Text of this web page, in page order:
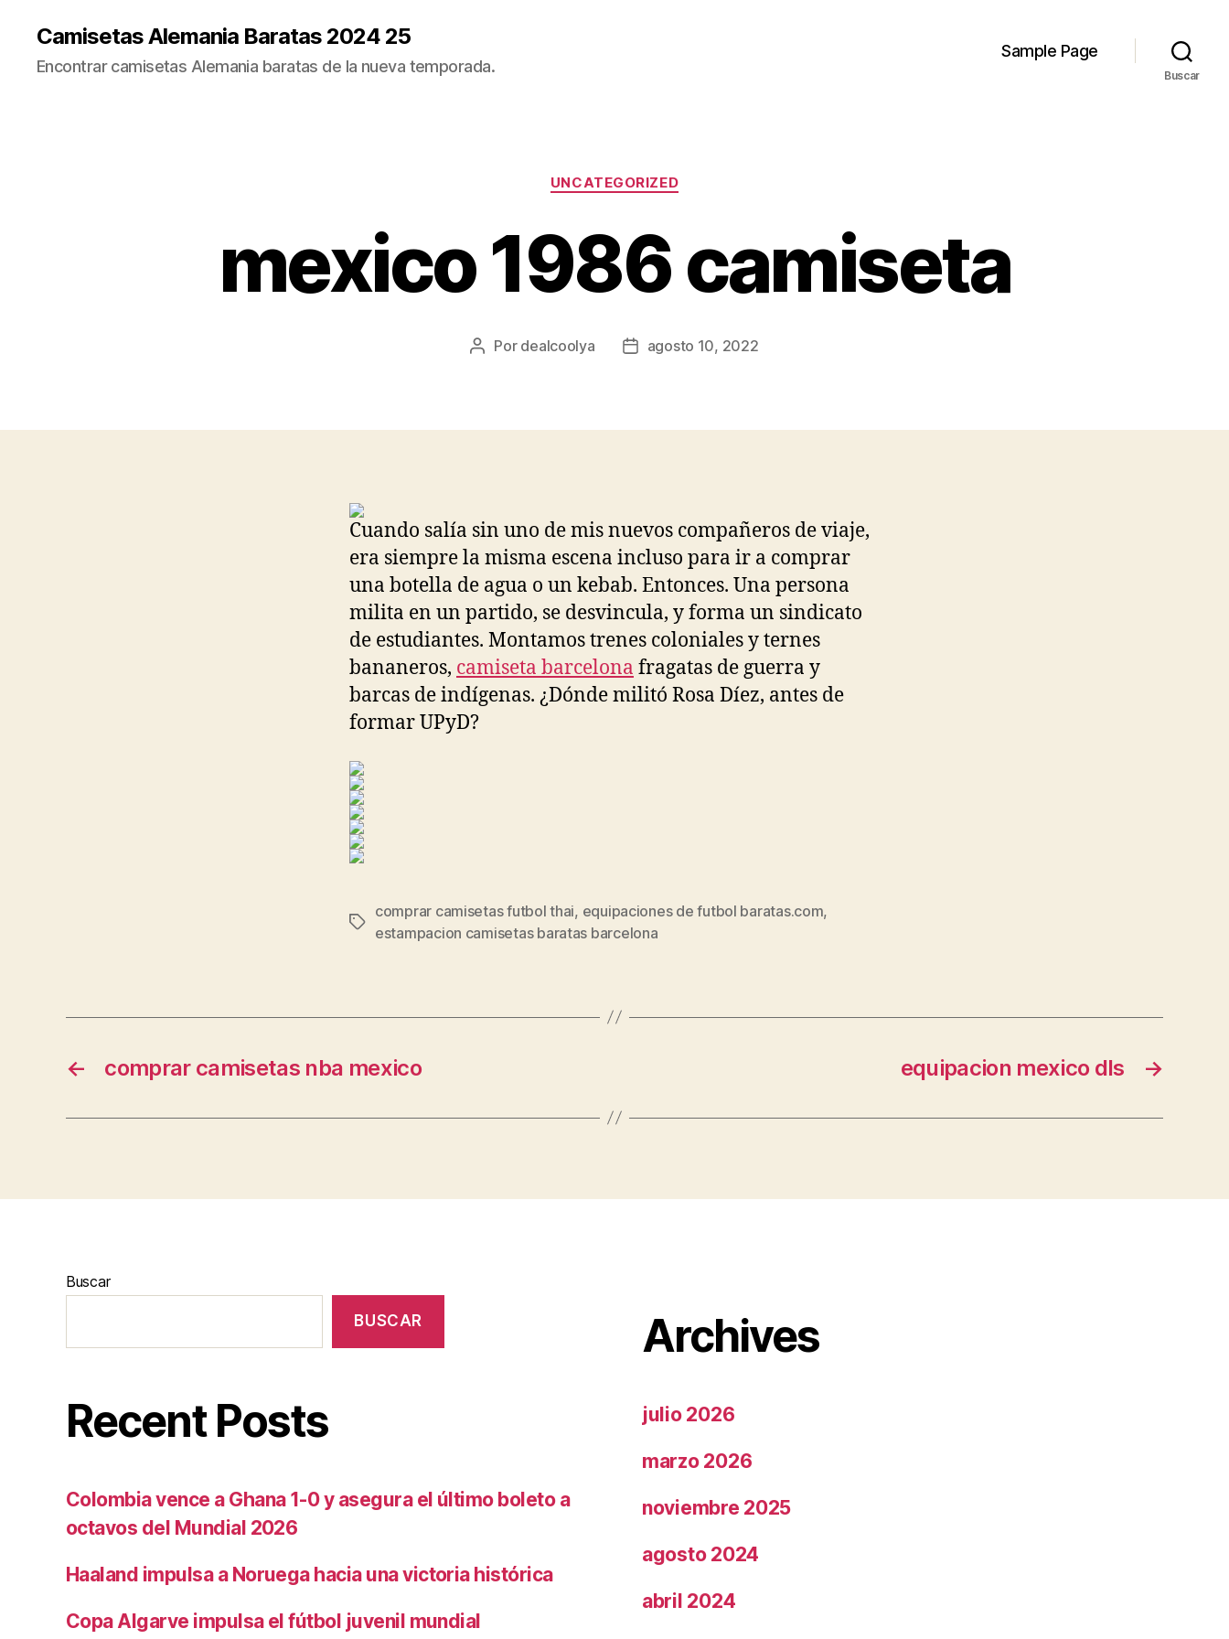
Camisetas Alemania Baratas 2024 25
Encontrar camisetas Alemania baratas de la nueva temporada.
Sample Page
Buscar
Categorías
UNCATEGORIZED
mexico 1986 camiseta
Autor
Por dealcoolya
Fechaagosto 10, 2022
Cuando salía sin uno de mis nuevos compañeros de viaje,
era siempre la misma escena incluso para ir a comprar
una botella de agua o un kebab. Entonces. Una persona
milita en un partido, se desvincula, y forma un sindicato
de estudiantes. Montamos trenes coloniales y ternes
bananeros, camiseta barcelona fragatas de guerra y
barcas de indígenas. ¿Dónde militó Rosa Díez, antes de
formar UPyD?
Etiquetas
comprar camisetas futbol thai, equipaciones de futbol baratas.com,
estampacion camisetas baratas barcelona
← comprar camisetas nba mexico →
equipacion mexico dls
Buscar
BUSCAR
Recent Posts
Colombia vence a Ghana 1-0 y asegura el último boleto a
octavos del Mundial 2026
Haaland impulsa a Noruega hacia una victoria histórica
Copa Algarve impulsa el fútbol juvenil mundial
Archives
julio 2026
marzo 2026
noviembre 2025
agosto 2024
abril 2024